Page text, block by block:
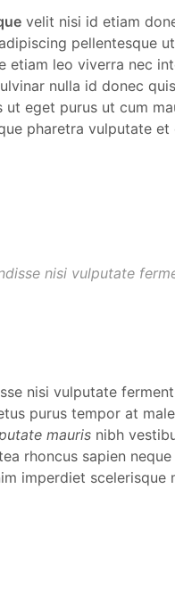
velit nisi id etiam
pellentesque
etiam leo viverra nec
nulla id donec
eget purus ut cum
pharetra vulputate et
nisi vulputate
nisi vulputate
purus tempor at
mauris nibh
rhoncus sapien neque
imperdiet scelerisque